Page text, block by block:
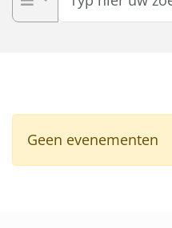
Geen evenementen